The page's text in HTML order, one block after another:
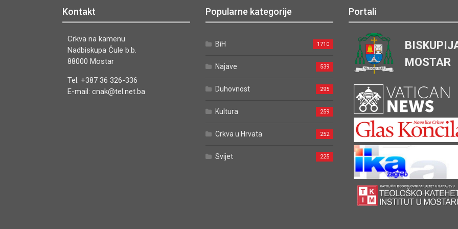
Kontakt
Crkva na kamenu
Nadbiskupa Čule b.b.
88000 Mostar
Tel. +387 36 326-336
E-mail: cnak@tel.net.ba
Popularne kategorije
BiH 1710
Najave 539
Duhovnost 295
Kultura 259
Crkva u Hrvata 252
Svijet 225
Portali
MOSTAR